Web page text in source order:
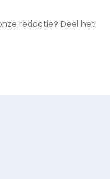
redactie? Deel het